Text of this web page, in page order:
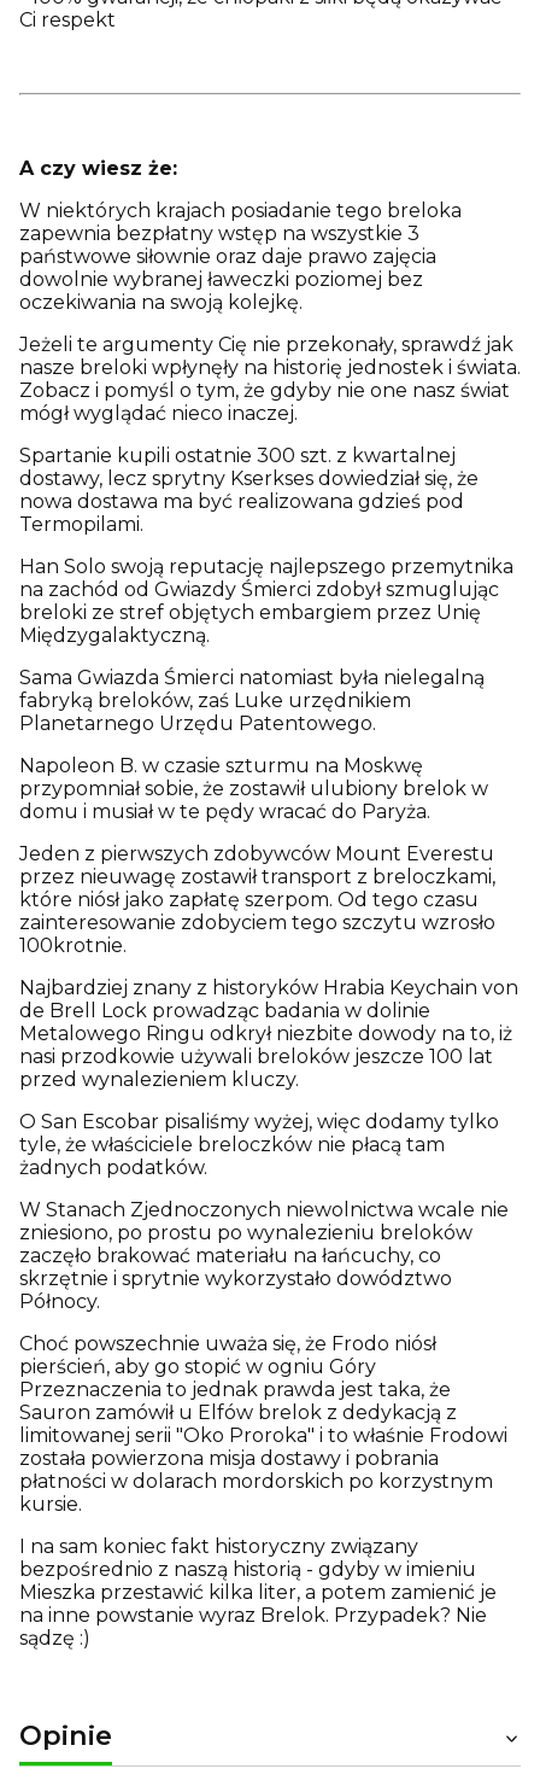
Ci respekt
A czy wiesz że:
W niektórych krajach posiadanie tego breloka
zapewnia bezpłatny wstęp na wszystkie 3
państwowe siłownie oraz daje prawo zajęcia
dowolnie wybranej ławeczki poziomej bez
oczekiwania na swoją kolejkę.
Jeżeli te argumenty Cię nie przekonały, sprawdź jak
nasze breloki wpłynęły na historię jednostek i świata.
Zobacz i pomyśl o tym, że gdyby nie one nasz świat
mógł wyglądać nieco inaczej.
Spartanie kupili ostatnie 300 szt. z kwartalnej
dostawy, lecz sprytny Kserkses dowiedział się, że
nowa dostawa ma być realizowana gdzieś pod
Termopilami.
Han Solo swoją reputację najlepszego przemytnika
na zachód od Gwiazdy Śmierci zdobył szmuglując
breloki ze stref objętych embargiem przez Unię
Międzygalaktyczną.
Sama Gwiazda Śmierci natomiast była nielegalną
fabryką breloków, zaś Luke urzędnikiem
Planetarnego Urzędu Patentowego.
Napoleon B. w czasie szturmu na Moskwę
przypomniał sobie, że zostawił ulubiony brelok w
domu i musiał w te pędy wracać do Paryża.
Jeden z pierwszych zdobywców Mount Everestu
przez nieuwagę zostawił transport z breloczkami,
które niósł jako zapłatę szerpom. Od tego czasu
zainteresowanie zdobyciem tego szczytu wzrosło
100krotnie.
Najbardziej znany z historyków Hrabia Keychain von
de Brell Lock prowadząc badania w dolinie
Metalowego Ringu odkrył niezbite dowody na to, iż
nasi przodkowie używali breloków jeszcze 100 lat
przed wynalezieniem kluczy.
O San Escobar pisaliśmy wyżej, więc dodamy tylko
tyle, że właściciele breloczków nie płacą tam
żadnych podatków.
W Stanach Zjednoczonych niewolnictwa wcale nie
zniesiono, po prostu po wynalezieniu breloków
zaczęło brakować materiału na łańcuchy, co
skrzętnie i sprytnie wykorzystało dowództwo
Północy.
Choć powszechnie uważa się, że Frodo niósł
pierścień, aby go stopić w ogniu Góry
Przeznaczenia to jednak prawda jest taka, że
Sauron zamówił u Elfów brelok z dedykacją z
limitowanej serii "Oko Proroka" i to właśnie Frodowi
została powierzona misja dostawy i pobrania
płatności w dolarach mordorskich po korzystnym
kursie.
I na sam koniec fakt historyczny związany
bezpośrednio z naszą historią - gdyby w imieniu
Mieszka przestawić kilka liter, a potem zamienić je
na inne powstanie wyraz Brelok. Przypadek? Nie
sądzę :)
Opinie